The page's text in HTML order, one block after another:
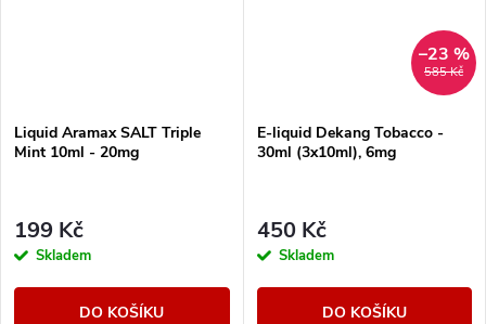
Liquid Aramax SALT Triple
Mint 10ml - 20mg
199 Kč
Skladem
DO KOŠÍKU
585 Kč
–23 %
E-liquid Dekang Tobacco -
30ml (3x10ml), 6mg
450 Kč
Skladem
DO KOŠÍKU